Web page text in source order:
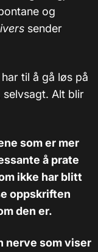
og
sender
til å gå løs på
Alt blir
som er mer
å prate
ikke har blitt
oppskriften
den er.
nerve som viser